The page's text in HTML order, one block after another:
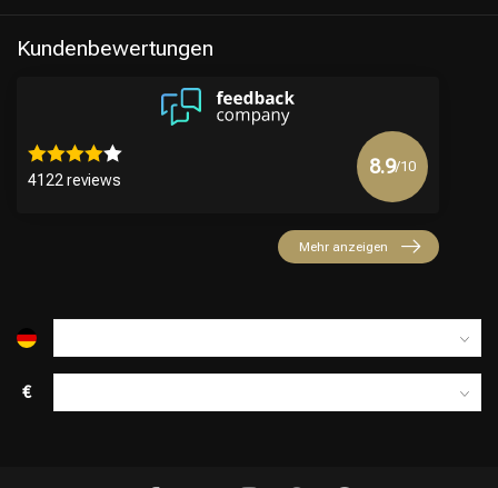
Kundenbewertungen
4122 reviews
8.9/10
Mehr anzeigen
€